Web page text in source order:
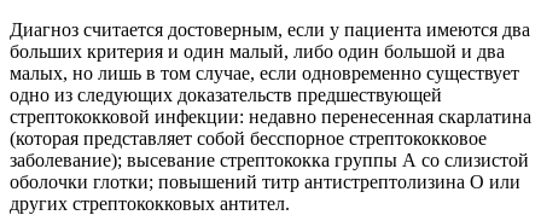
Диагноз считается достоверным, если у пациента имеются два
больших критерия и один малый, либо один большой и два
малых, но лишь в том случае, если одновременно существует
одно из следующих доказательств предшествующей
стрептококковой инфекции: недавно перенесенная скарлатина
(которая представляет собой бесспорное стрептококковое
заболевание); высевание стрептококка группы А со слизистой
оболочки глотки; повышений титр антистрептолизина О или
других стрептококковых антител.